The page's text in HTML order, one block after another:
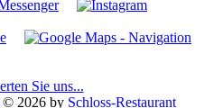
© 2026 by Schloss-Restaurant